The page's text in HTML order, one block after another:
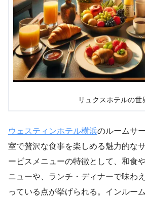
リュクスホテルの世
ウェスティンホテル横浜のルームサ
室で贅沢な食事を楽しめる魅力的な
ービスメニューの特徴として、和食
ニューや、ランチ・ディナーで味わ
っている点が挙げられる。インルー